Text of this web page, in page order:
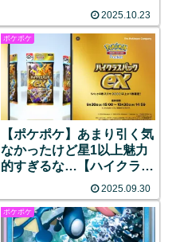
2025.10.23
ポケポケ
【ポケポケ】あまり引く気
なかったけど星1以上魅力
的すぎるな…【ハイクラス
2025.09.30
ポケポケ